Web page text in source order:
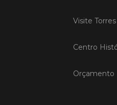
Visite
Centro
Orçamento